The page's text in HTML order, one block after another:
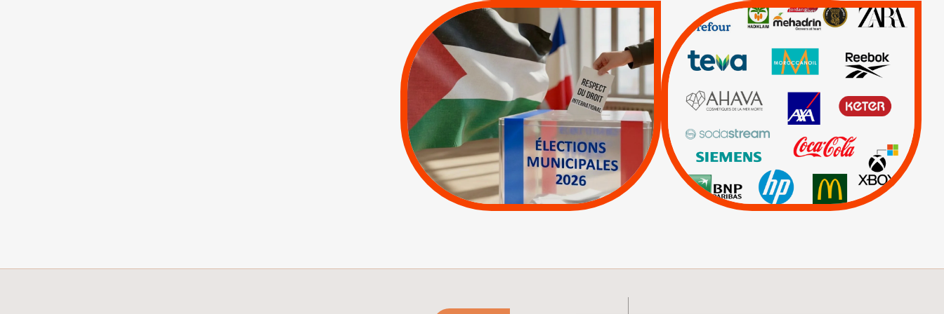
MUNICIPALES 2026 :
JE VOTE POUR LE
RESPECT DU DROIT
INTERNATIONAL EN
PALESTINE
APPELS | Actus |
Espaces Sans
Apartheid
| Lettres d'interpellation
QUE BOYCOTTER ?
Actus | Ahava
Carrefour HP
Keter |
Livres et brochures
Mehadrin | PUMA |
Sodastream
Visuels, tracts,
affiches,...